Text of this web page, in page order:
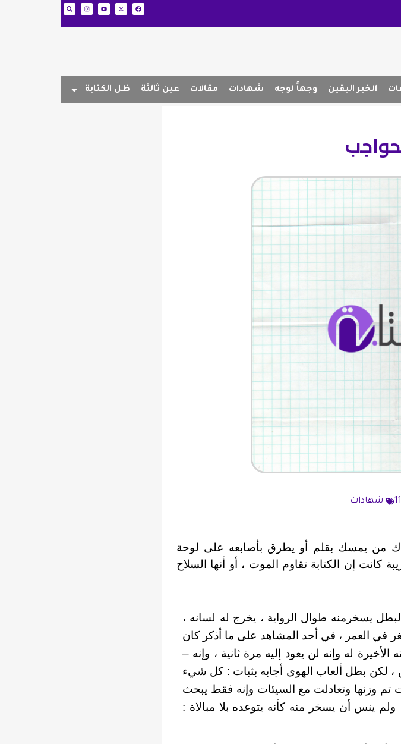
الخبر اليقين وجهاً لوجه شهادات مقالات عين ثالثة ظل الكتابة
شهادات
من يمسك بقلم أو يطرق بأصابعه على لوحة
كانت إن الكتابة تقاوم الموت ، أو أنها السلاح
يسخر منه طوال الرواية ، يخرج له لسانه ،
في العمر ، في أحد المشاهد على ما أذكر كان
له وإنه لن يعود إليه مرة ثانية ، وإنه –
، لكن بطل ألعاب الهوى أجابه بثبات : كل شيء
تم وزنها وتعادلت مع السيئات وإنه فقط يبحث
ينس أن يسخر منه كأنه يتوعده بلا مبالاة :